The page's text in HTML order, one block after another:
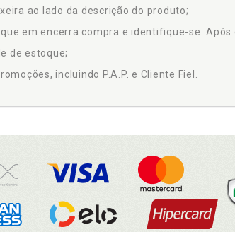
ao lado da descrição do produto;
em encerra compra e identifique-se.
de estoque;
incluindo P.A.P. e Cliente Fiel.